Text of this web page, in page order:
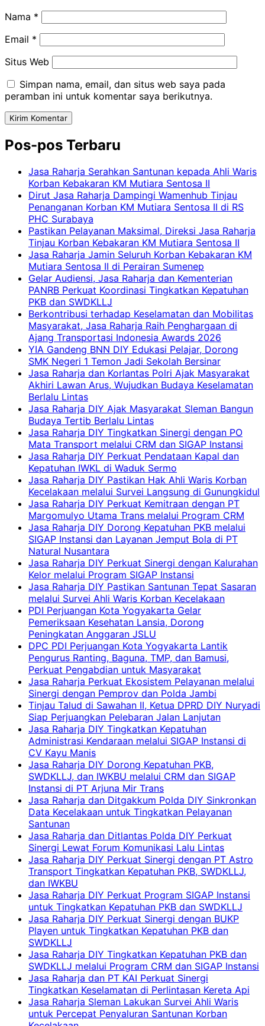
Nama *
Email *
Situs Web
Simpan nama, email, dan situs web saya pada
peramban ini untuk komentar saya berikutnya.
Pos-pos Terbaru
Jasa Raharja Serahkan Santunan kepada Ahli Waris
Korban Kebakaran KM Mutiara Sentosa II
Dirut Jasa Raharja Dampingi Wamenhub Tinjau
Penanganan Korban KM Mutiara Sentosa II di RS
PHC Surabaya
Pastikan Pelayanan Maksimal, Direksi Jasa Raharja
Tinjau Korban Kebakaran KM Mutiara Sentosa II
Jasa Raharja Jamin Seluruh Korban Kebakaran KM
Mutiara Sentosa II di Perairan Sumenep
Gelar Audiensi, Jasa Raharja dan Kementerian
PANRB Perkuat Koordinasi Tingkatkan Kepatuhan
PKB dan SWDKLLJ
Berkontribusi terhadap Keselamatan dan Mobilitas
Masyarakat, Jasa Raharja Raih Penghargaan di
Ajang Transportasi Indonesia Awards 2026
YIA Gandeng BNN DIY Edukasi Pelajar, Dorong
SMK Negeri 1 Temon Jadi Sekolah Bersinar
Jasa Raharja dan Korlantas Polri Ajak Masyarakat
Akhiri Lawan Arus, Wujudkan Budaya Keselamatan
Berlalu Lintas
Jasa Raharja DIY Ajak Masyarakat Sleman Bangun
Budaya Tertib Berlalu Lintas
Jasa Raharja DIY Tingkatkan Sinergi dengan PO
Mata Transport melalui CRM dan SIGAP Instansi
Jasa Raharja DIY Perkuat Pendataan Kapal dan
Kepatuhan IWKL di Waduk Sermo
Jasa Raharja DIY Pastikan Hak Ahli Waris Korban
Kecelakaan melalui Survei Langsung di Gunungkidul
Jasa Raharja DIY Perkuat Kemitraan dengan PT
Margomulyo Utama Trans melalui Program CRM
Jasa Raharja DIY Dorong Kepatuhan PKB melalui
SIGAP Instansi dan Layanan Jemput Bola di PT
Natural Nusantara
Jasa Raharja DIY Perkuat Sinergi dengan Kalurahan
Kelor melalui Program SIGAP Instansi
Jasa Raharja DIY Pastikan Santunan Tepat Sasaran
melalui Survei Ahli Waris Korban Kecelakaan
PDI Perjuangan Kota Yogyakarta Gelar
Pemeriksaan Kesehatan Lansia, Dorong
Peningkatan Anggaran JSLU
DPC PDI Perjuangan Kota Yogyakarta Lantik
Pengurus Ranting, Baguna, TMP, dan Bamusi,
Perkuat Pengabdian untuk Masyarakat
Jasa Raharja Perkuat Ekosistem Pelayanan melalui
Sinergi dengan Pemprov dan Polda Jambi
Tinjau Talud di Sawahan II, Ketua DPRD DIY Nuryadi
Siap Perjuangkan Pelebaran Jalan Lanjutan
Jasa Raharja DIY Tingkatkan Kepatuhan
Administrasi Kendaraan melalui SIGAP Instansi di
CV Kayu Manis
Jasa Raharja DIY Dorong Kepatuhan PKB,
SWDKLLJ, dan IWKBU melalui CRM dan SIGAP
Instansi di PT Arjuna Mir Trans
Jasa Raharja dan Ditgakkum Polda DIY Sinkronkan
Data Kecelakaan untuk Tingkatkan Pelayanan
Santunan
Jasa Raharja dan Ditlantas Polda DIY Perkuat
Sinergi Lewat Forum Komunikasi Lalu Lintas
Jasa Raharja DIY Perkuat Sinergi dengan PT Astro
Transport Tingkatkan Kepatuhan PKB, SWDKLLJ,
dan IWKBU
Jasa Raharja DIY Perkuat Program SIGAP Instansi
untuk Tingkatkan Kepatuhan PKB dan SWDKLLJ
Jasa Raharja DIY Perkuat Sinergi dengan BUKP
Playen untuk Tingkatkan Kepatuhan PKB dan
SWDKLLJ
Jasa Raharja DIY Tingkatkan Kepatuhan PKB dan
SWDKLLJ melalui Program CRM dan SIGAP Instansi
Jasa Raharja dan PT KAI Perkuat Sinergi
Tingkatkan Keselamatan di Perlintasan Kereta Api
Jasa Raharja Sleman Lakukan Survei Ahli Waris
untuk Percepat Penyaluran Santunan Korban